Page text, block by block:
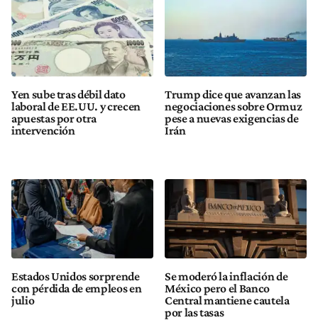
Yen sube tras débil dato
laboral de EE.UU. y crecen
apuestas por otra
intervención
Trump dice que avanzan las
negociaciones sobre Ormuz
pese a nuevas exigencias de
Irán
Estados Unidos sorprende
con pérdida de empleos en
julio
Se moderó la inflación de
México pero el Banco
Central mantiene cautela
por las tasas